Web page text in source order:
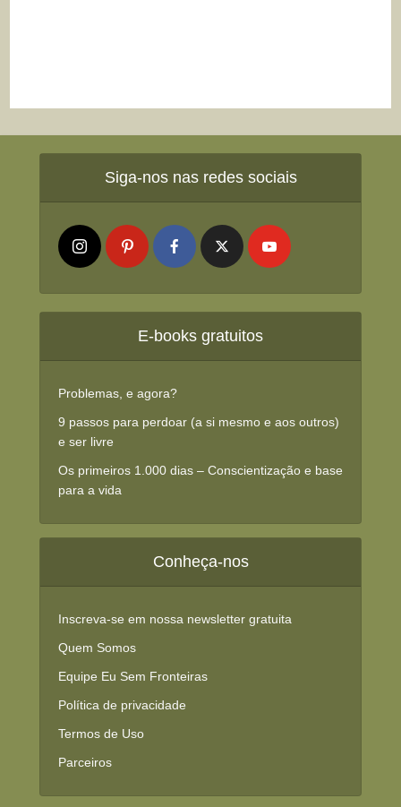
Siga-nos nas redes sociais
E-books gratuitos
Problemas, e agora?
9 passos para perdoar (a si mesmo e aos outros)
e ser livre
Os primeiros 1.000 dias – Conscientização e base
para a vida
Conheça-nos
Inscreva-se em nossa newsletter gratuita
Quem Somos
Equipe Eu Sem Fronteiras
Política de privacidade
Termos de Uso
Parceiros